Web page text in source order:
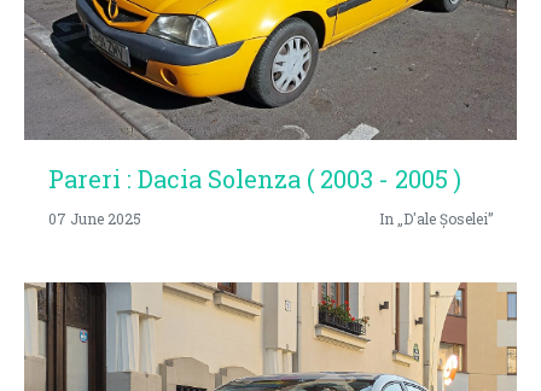
Pareri : Dacia Solenza ( 2003 - 2005 )
07 June 2025 In „D'ale Șoselei”